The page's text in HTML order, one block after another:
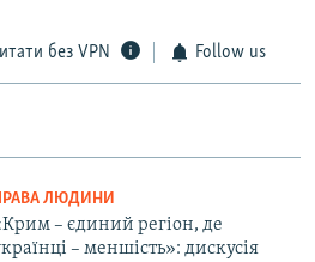
без VPN Follow us
ЛЮДИНИ
– єдиний регіон, де
– меншість»: дискусія